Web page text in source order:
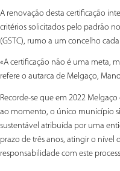
A renovação desta certificação
critérios solicitados pelo padrão
(GSTC), rumo a um concelho
«A certificação não é uma meta,
refere o autarca de Melgaço,
Recorde-se que em 2022
ao momento, o único município
sustentável atribuída por uma
prazo de três anos, atingir o nível
responsabilidade com este